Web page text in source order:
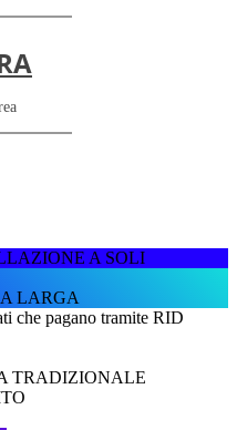
A SOLI
LARGA
che pagano tramite RID
TRADIZIONALE